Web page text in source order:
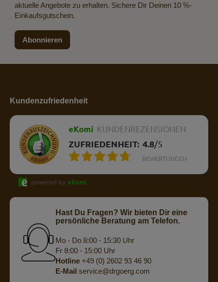
aktuelle Angebote zu erhalten. Sichere Dir Deinen 10 %-
Einkaufsgutschein.
Abonnieren
Kundenzufriedenheit
eKomi KUNDENREZENSIONEN
ZUFRIEDENHEIT: 4.8/5
BEWERTUNGEN
powered by eKomi
Hast Du Fragen? Wir bieten Dir eine
persönliche Beratung am Telefon.
Mo - Do 8:00 - 15:30 Uhr
Fr 8:00 - 15:00 Uhr
Hotline+49 (0) 2602 93 46 90
E-Mail service@drgoerg.com